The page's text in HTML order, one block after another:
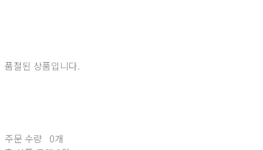
품절된 상품입니다.
주문 수량 0개